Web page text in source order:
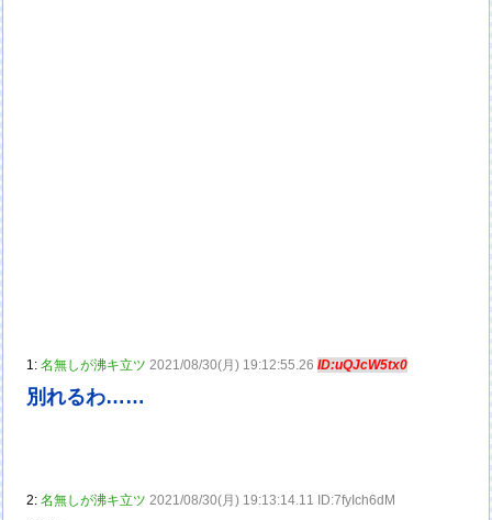
1:名無しが沸キ立ツ 2021/08/30(月) 19:12:55.26ID:uQJcW5tx0
別れるわ……
2:名無しが沸キ立ツ 2021/08/30(月) 19:13:14.11 ID:7fyIch6dM